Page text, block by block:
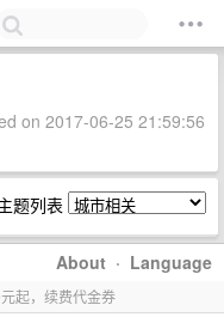
on 2017-06-25 21:59:56
题列表
About · Language
起，续费代金券